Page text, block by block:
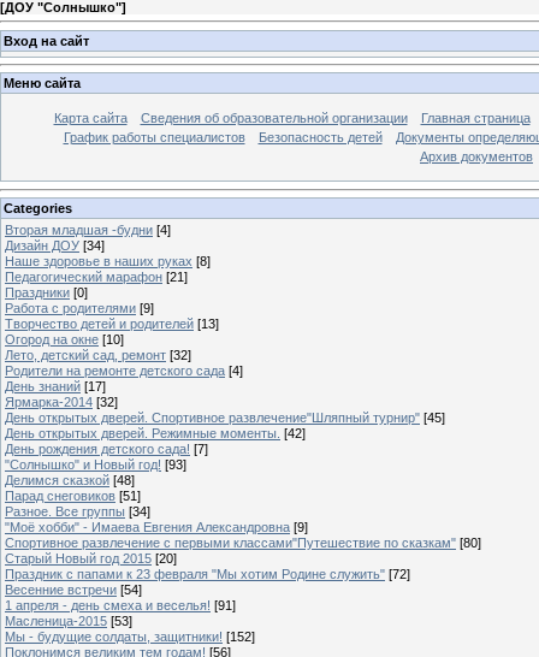
[ДОУ "Солнышко"]
Вход на сайт
Меню сайта
Карта сайта Сведения об образовательной организации
Главная страница
График работы специалистов
Безопасность детей
Документы
Архив документов
Categories
Вторая младшая -будни [4]
Дизайн ДОУ [34]
Наше здоровье в наших руках [8]
Педагогический марафон [21]
Праздники [0]
Работа с родителями [9]
Творчество детей и родителей [13]
Огород на окне [10]
Лето, детский сад, ремонт [32]
Родители на ремонте детского сада [4]
День знаний [17]
Ярмарка-2014 [32]
День открытых дверей. Спортивное развлечение"Шляпный турнир" [45]
День открытых дверей. Режимные моменты. [42]
День рождения детского сада! [7]
"Солнышко" и Новый год! [93]
Делимся сказкой [48]
Парад снеговиков [51]
Разное. Все группы [34]
"Моё хобби" - Имаева Евгения Александровна [9]
Спортивное развлечение с первыми классами"Путешествие по сказкам" [80]
Старый Новый год 2015 [20]
Праздник с папами к 23 февраля "Мы хотим Родине служить" [72]
Весенние встречи [54]
1 апреля - день смеха и веселья! [91]
Масленица-2015 [53]
Мы - будущие солдаты, защитники! [152]
Поклонимся великим тем годам! [56]